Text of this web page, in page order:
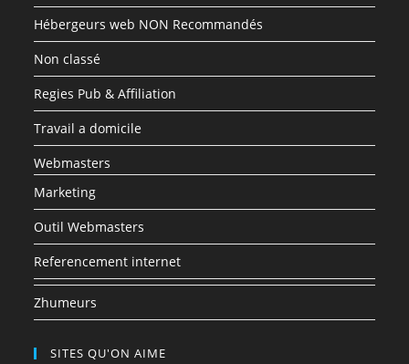
Hébergeurs web NON Recommandés
Non classé
Regies Pub & Affiliation
Travail a domicile
Webmasters
Marketing
Outil Webmasters
Referencement internet
Zhumeurs
SITES QU'ON AIME